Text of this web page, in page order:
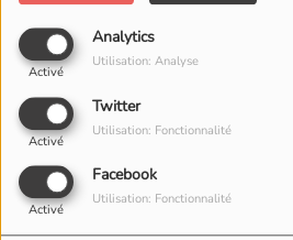
Analytics
Activé
Utilisation: Analyse
Twitter
Activé
Utilisation: Fonctionnalité
Facebook
Activé
Utilisation: Fonctionnalité